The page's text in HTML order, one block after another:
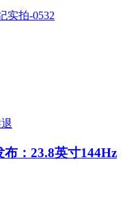
：23.8英寸144Hz